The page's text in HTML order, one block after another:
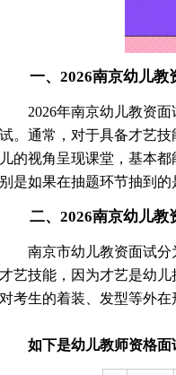
一、2026南京幼儿教
2026年南京幼儿教资
试。通常，对于具备才艺
儿的视角呈现课堂，基本
别是如果在抽题环节抽到的
二、2026南京幼儿教
南京市幼儿教资面试
才艺技能，因为才艺是幼
对考生的着装、发型等外
如下是幼儿教师资格面